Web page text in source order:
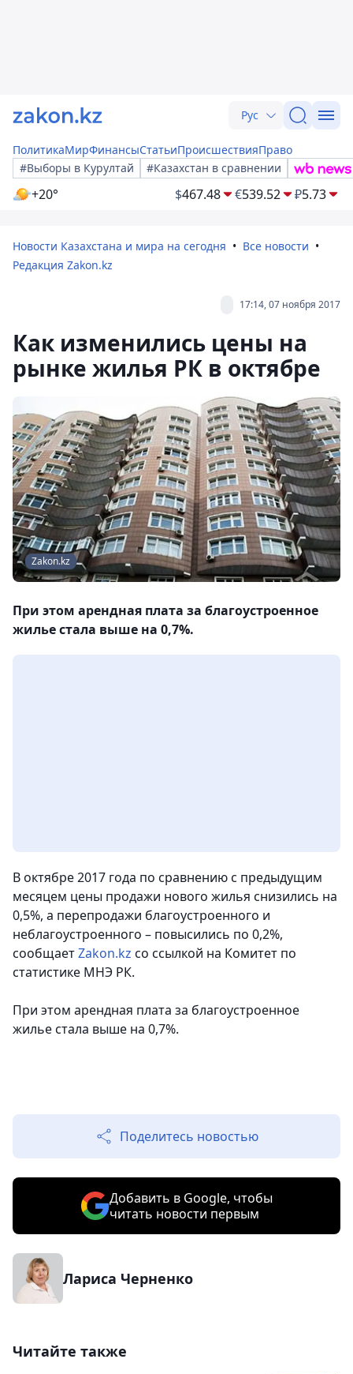
Рус
ПолитикаМирФинансыСтатьиПроисшествияПраво
#Выборы в Курултай
#Казахстан в сравнении
+20° $467.48 €539.52 ₽5.73
Новости Казахстана и мира на сегодня
Все новости
Редакция Zakon.kz
17:14, 07 ноября 2017
Как изменились цены на
рынке жилья РК в октябре
Zakon.kz
При этом арендная плата за благоустроенное
жилье стала выше на 0,7%.
В октябре 2017 года по сравнению с предыдущим
месяцем цены продажи нового жилья снизились на
0,5%, а перепродажи благоустроенного и
неблагоустроенного – повысились по 0,2%,
сообщаетZakon.kz со ссылкой на Комитет по
статистике МНЭ РК.
При этом арендная плата за благоустроенное
жилье стала выше на 0,7%.
Поделитесь новостью
Добавить в Google, чтобы
читать новости первым
Лариса Черненко
Читайте также